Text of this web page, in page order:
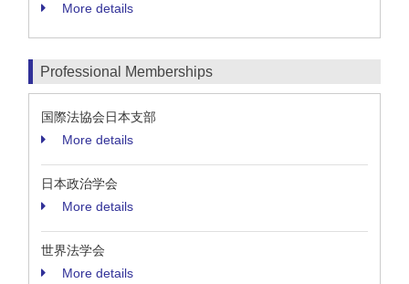
More details
Professional Memberships
国際法協会日本支部
More details
日本政治学会
More details
世界法学会
More details